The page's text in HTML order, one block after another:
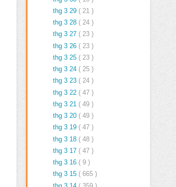
thg 3 29 ( 21 )
thg 3 28 ( 24 )
thg 3 27 ( 23 )
thg 3 26 ( 23 )
thg 3 25 ( 23 )
thg 3 24 ( 25 )
thg 3 23 ( 24 )
thg 3 22 ( 47 )
thg 3 21 ( 49 )
thg 3 20 ( 49 )
thg 3 19 ( 47 )
thg 3 18 ( 48 )
thg 3 17 ( 47 )
thg 3 16 ( 9 )
thg 3 15 ( 665 )
thg 3 14 ( 359 )